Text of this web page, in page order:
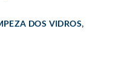
DOS VIDROS,